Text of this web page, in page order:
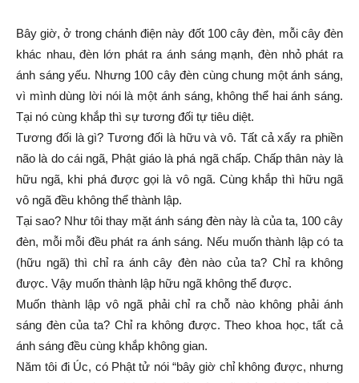
Bây giờ, ở trong chánh điện này đốt 100 cây đèn, mỗi cây đèn
khác nhau, đèn lớn phát ra ánh sáng mạnh, đèn nhỏ phát ra
ánh sáng yếu. Nhưng 100 cây đèn cùng chung một ánh sáng,
vì mình dùng lời nói là một ánh sáng, không thể hai ánh sáng.
Tại nó cùng khắp thì sự tương đối tự tiêu diệt.
Tương đối là gì? Tương đối là hữu và vô. Tất cả xẩy ra phiền
não là do cái ngã, Phật giáo là phá ngã chấp. Chấp thân này là
hữu ngã, khi phá được gọi là vô ngã. Cùng khắp thì hữu ngã
vô ngã đều không thể thành lập.
Tại sao? Như tôi thay mặt ánh sáng đèn này là của ta, 100 cây
đèn, mỗi mỗi đều phát ra ánh sáng. Nếu muốn thành lập có ta
(hữu ngã) thì chỉ ra ánh cây đèn nào của ta? Chỉ ra không
được. Vậy muốn thành lập hữu ngã không thể được.
Muốn thành lập vô ngã phải chỉ ra chỗ nào không phải ánh
sáng đèn của ta? Chỉ ra không được. Theo khoa học, tất cả
ánh sáng đều cùng khắp không gian.
Năm tôi đi Úc, có Phật tử nói “bây giờ chỉ không được, nhưng